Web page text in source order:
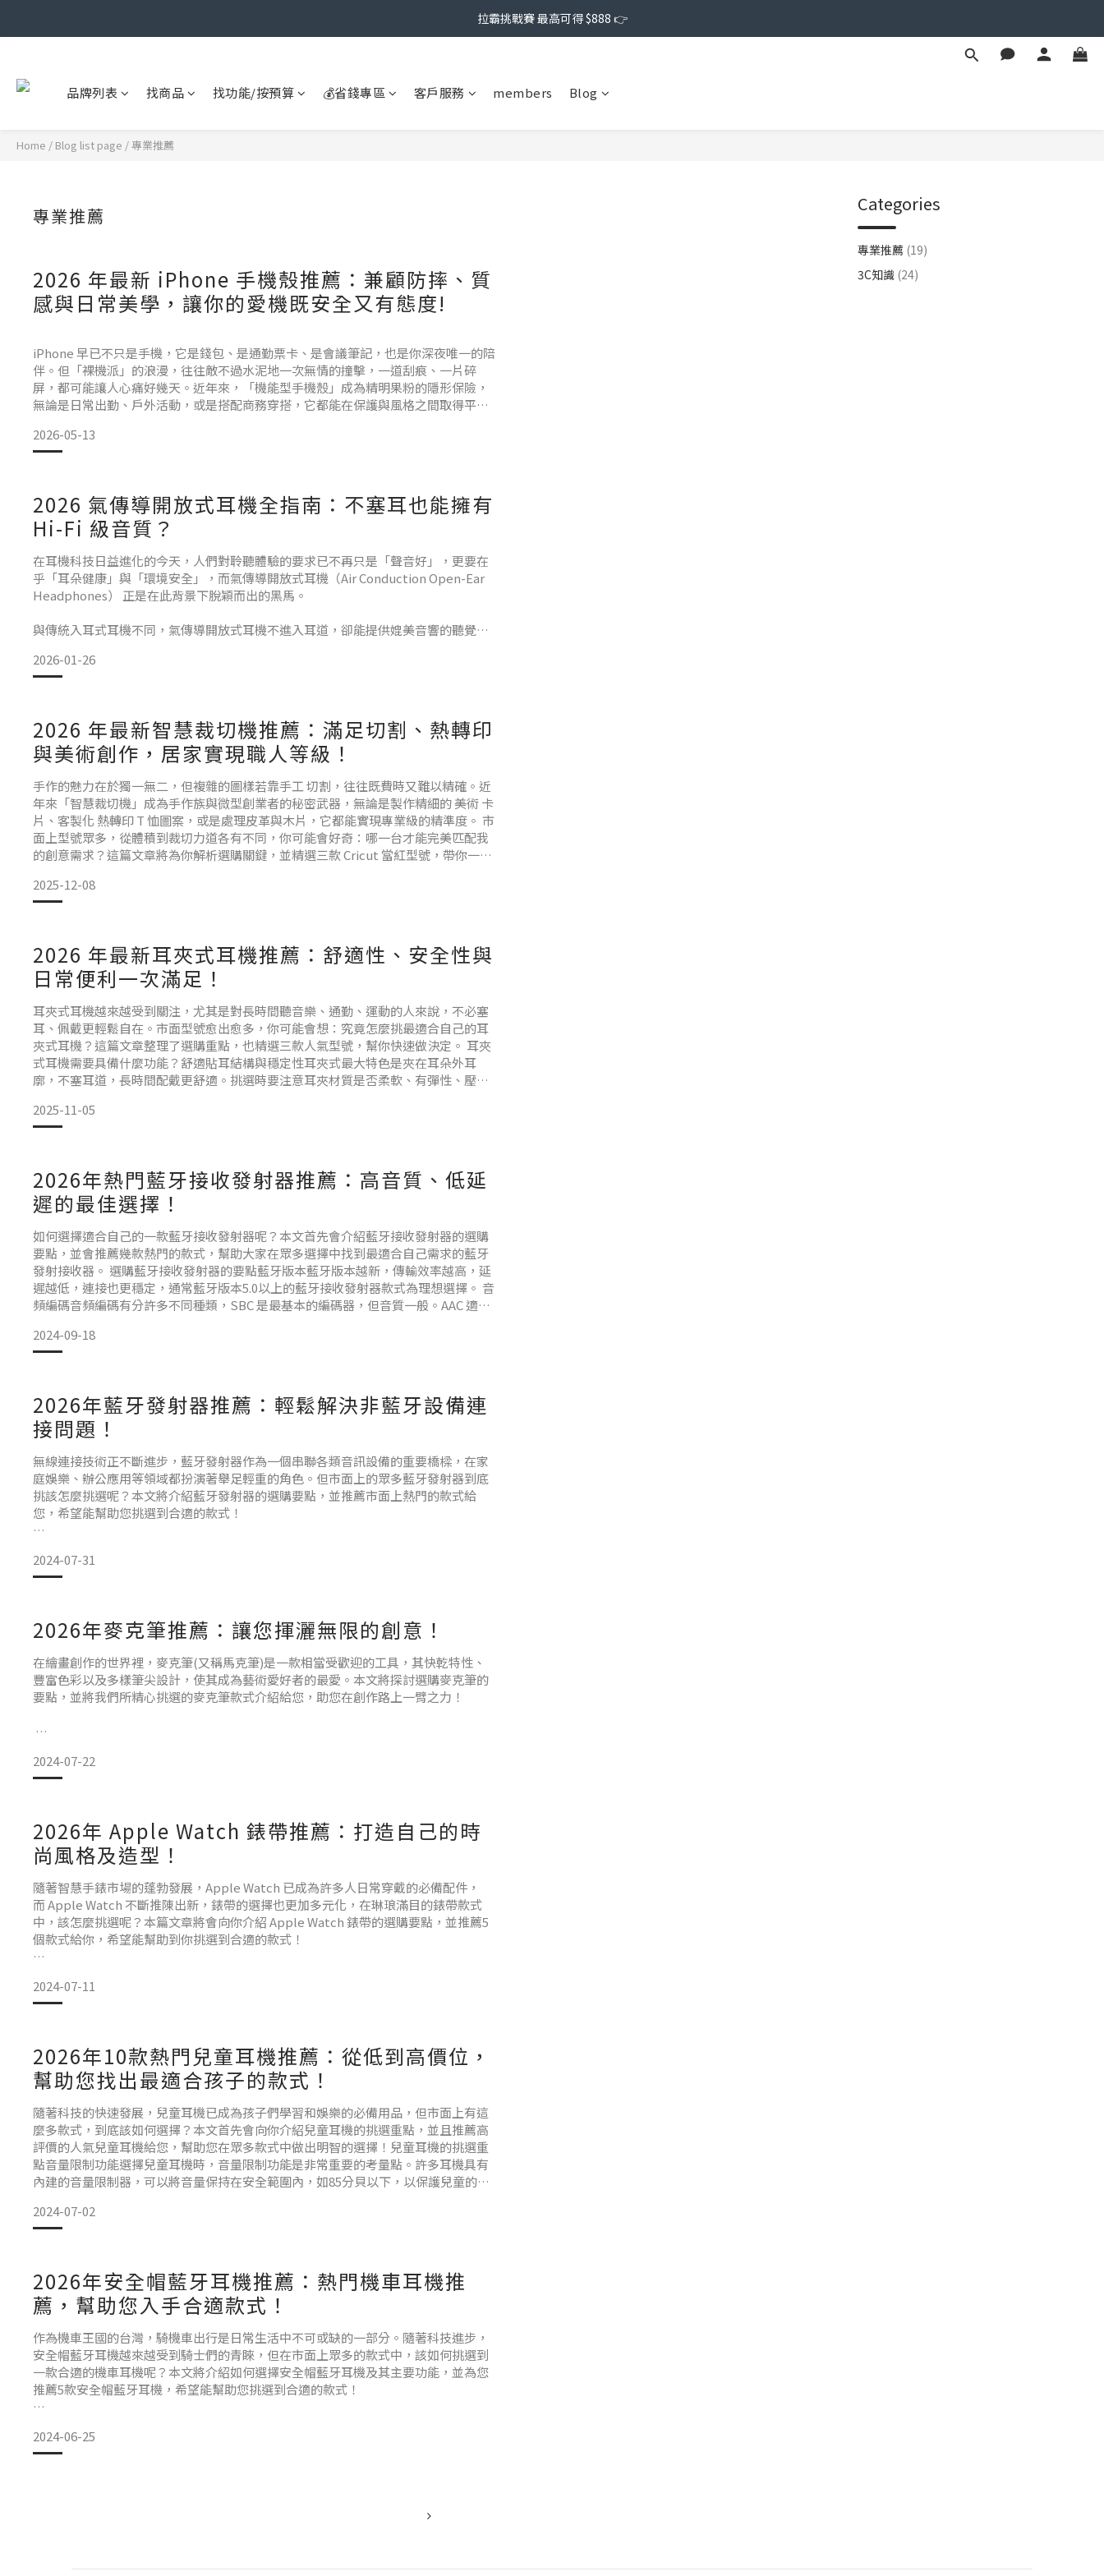
拉霸挑戰賽 最高可得 $888 👉
品牌列表 找商品 找功能/按預算 💰省錢專區 客戶服務 members Blog
Home / Blog list page /專業推薦
專業推薦
2026 年最新 iPhone 手機殼推薦：兼顧防摔、質
感與日常美學，讓你的愛機既安全又有態度!
iPhone 早已不只是手機，它是錢包、是通勤票卡、是會議筆記，也是你深夜唯一的陪
伴。但「裸機派」的浪漫，往往敵不過水泥地一次無情的撞擊，一道刮痕、一片碎
屏，都可能讓人心痛好幾天。近年來，「機能型手機殼」成為精明果粉的隱形保險，
無論是日常出勤、戶外活動，或是搭配商務穿搭，它都能在保護與風格之間取得平
你可能會好奇:到底哪一款，才真正配得上 iPhone 的售價?這篇文章將為你解析選購關
鍵，並精選 Tech21 與 De
2026-05-13
2026 氣傳導開放式耳機全指南：不塞耳也能擁有
Hi-Fi 級音質？
在耳機科技日益進化的今天，人們對聆聽體驗的要求已不再只是「聲音好」，更要在
乎「耳朵健康」與「環境安全」，而氣傳導開放式耳機（Air Conduction Open-Ear
Headphones） 正是在此背景下脫穎而出的黑馬。
與傳統入耳式耳機不同，氣傳導開放式耳機不進入耳道，卻能提供媲美音響的聽覺享
技術原理解析1. 定向傳聲技術：聲音的「精準打擊」 氣傳導開放式耳機的核心在於
「定向傳聲」，透過特殊的聲學結構設計，將音波
2026-01-26
2026 年最新智慧裁切機推薦：滿足切割、熱轉印
與美術創作，居家實現職人等級！
手作的魅力在於獨一無二，但複雜的圖樣若靠手工 切割，往往既費時又難以精確。近
年來「智慧裁切機」成為手作族與微型創業者的秘密武器，無論是製作精細的 美術 卡
片、客製化 熱轉印 T 恤圖案，或是處理皮革與木片，它都能實現專業級的精準度。 市
面上型號眾多，從體積到裁切力道各有不同，你可能會好奇：哪一台才能完美匹配我
的創意需求？這篇文章將為你解析選購關鍵，並精選三款 Cricut 當紅型號，帶你一窺
只能割紙，有些進階型號能處理超
2025-12-08
2026 年最新耳夾式耳機推薦：舒適性、安全性與
日常便利一次滿足！
耳夾式耳機越來越受到關注，尤其是對長時間聽音樂、通勤、運動的人來說，不必塞
耳、佩戴更輕鬆自在。市面型號愈出愈多，你可能會想：究竟怎麼挑最適合自己的耳
夾式耳機？這篇文章整理了選購重點，也精選三款人氣型號，幫你快速做決定。 耳夾
式耳機需要具備什麼功能？舒適貼耳結構與穩定性耳夾式最大特色是夾在耳朵外耳
廓，不塞耳道，長時間配戴更舒適。挑選時要注意耳夾材質是否柔軟、有彈性、壓力
放式聆聽與環境感知耳夾式通常是開放式設計，可以在聽音樂
2025-11-05
2026年熱門藍牙接收發射器推薦：高音質、低延
遲的最佳選擇！
如何選擇適合自己的一款藍牙接收發射器呢？本文首先會介紹藍牙接收發射器的選購
要點，並會推薦幾款熱門的款式，幫助大家在眾多選擇中找到最適合自己需求的藍牙
發射接收器。 選購藍牙接收發射器的要點藍牙版本藍牙版本越新，傳輸效率越高，延
遲越低，連接也更穩定，通常藍牙版本5.0以上的藍牙接收發射器款式為理想選擇。 音
頻編碼音頻編碼有分許多不同種類，SBC 是最基本的編碼器，但音質一般。AAC 適合
建議可以選擇支援較高級編碼
2024-09-18
2026年藍牙發射器推薦：輕鬆解決非藍牙設備連
接問題！
無線連接技術正不斷進步，藍牙發射器作為一個串聯各類音訊設備的重要橋樑，在家
庭娛樂、辦公應用等領域都扮演著舉足輕重的角色。但市面上的眾多藍牙發射器到底
挑該怎麼挑選呢？本文將介紹藍牙發射器的選購要點，並推薦市面上熱門的款式給
您，希望能幫助您挑選到合適的款式！
藍牙版本
的傳輸效率、更低的延遲以及更強的連接穩定性。所以若你對音質、遊戲體驗有很高
連線距
2024-07-31
2026年麥克筆推薦：讓您揮灑無限的創意！
在繪畫創作的世界裡，麥克筆(又稱馬克筆)是一款相當受歡迎的工具，其快乾特性、
豐富色彩以及多樣筆尖設計，使其成為藝術愛好者的最愛。本文將探討選購麥克筆的
要點，並將我們所精心挑選的麥克筆款式介紹給您，助您在創作路上一臂之力！
選購麥克筆的要點
墨水性質
根據創作用途的不同，選擇水性、油性或酒精性麥克筆：水性適合初學者及兒童，油
性和酒精性則擅長表現鮮豔飽和的色彩。
筆尖形狀
不同筆尖形狀能帶來不同的表現效果，如圓頭適合著
2024-07-22
2026年 Apple Watch 錶帶推薦：打造自己的時
尚風格及造型！
隨著智慧手錶市場的蓬勃發展，Apple Watch 已成為許多人日常穿戴的必備配件，
而 Apple Watch 不斷推陳出新，錶帶的選擇也更加多元化，在琳琅滿目的錶帶款式
中，該怎麼挑選呢？本篇文章將會向你介紹 Apple Watch 錶帶的選購要點，並推薦5
個款式給你，希望能幫助到你挑選到合適的款式！
1. 材質特性
Apple Watch 錶帶主要有金屬、皮革、矽膠和尼龍等多種材質選擇。金屬和皮革錶帶
給人低調沉穩的高級感，適合正式場合佩戴；矽膠和尼
2024-07-11
2026年10款熱門兒童耳機推薦：從低到高價位，
幫助您找出最適合孩子的款式！
隨著科技的快速發展，兒童耳機已成為孩子們學習和娛樂的必備用品，但市面上有這
麼多款式，到底該如何選擇？本文首先會向你介紹兒童耳機的挑選重點，並且推薦高
評價的人氣兒童耳機給您，幫助您在眾多款式中做出明智的選擇！兒童耳機的挑選重
點音量限制功能選擇兒童耳機時，音量限制功能是非常重要的考量點。許多耳機具有
內建的音量限制器，可以將音量保持在安全範圍內，如85分貝以下，以保護兒童的聽
孩子的年齡來選擇合適的音量設定。 舒適度和適合度因兒童
2024-07-02
2026年安全帽藍牙耳機推薦：熱門機車耳機推
薦，幫助您入手合適款式！
作為機車王國的台灣，騎機車出行是日常生活中不可或缺的一部分。隨著科技進步，
安全帽藍牙耳機越來越受到騎士們的青睞，但在市面上眾多的款式中，該如何挑選到
一款合適的機車耳機呢？本文將介紹如何選擇安全帽藍牙耳機及其主要功能，並為您
推薦5款安全帽藍牙耳機，希望能幫助您挑選到合適的款式！
怎麼選擇安全帽藍牙耳機？
2024-06-25
Categories
專業推薦 (19)
3C知識 (24)